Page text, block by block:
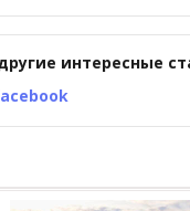
интересные